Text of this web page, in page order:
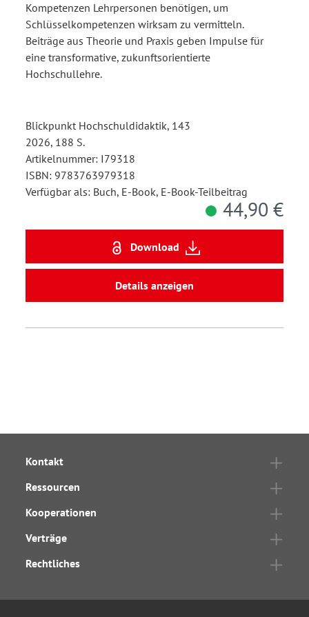
Kompetenzen Lehrpersonen benötigen, um
Schlüsselkompetenzen wirksam zu vermitteln.
Beiträge aus Theorie und Praxis geben Impulse für
eine transformative, zukunftsorientierte
Hochschullehre.
Blickpunkt Hochschuldidaktik, 143
2026, 188 S.
Artikelnummer: I79318
ISBN: 9783763979318
Verfügbar als: Buch, E-Book, E-Book-Teilbeitrag
44,90 €
Download
Details anzeigen
Kontakt
Ressourcen
Kooperationen
Verträge
Rechtliches